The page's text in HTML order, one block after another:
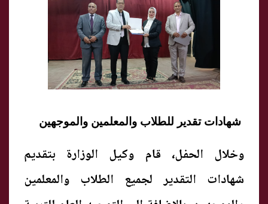
شهادات تقدير للطلاب والمعلمين والموجهين
وخلال الحفل، قام وكيل الوزارة بتقديم
شهادات التقدير لجميع الطلاب والمعلمين